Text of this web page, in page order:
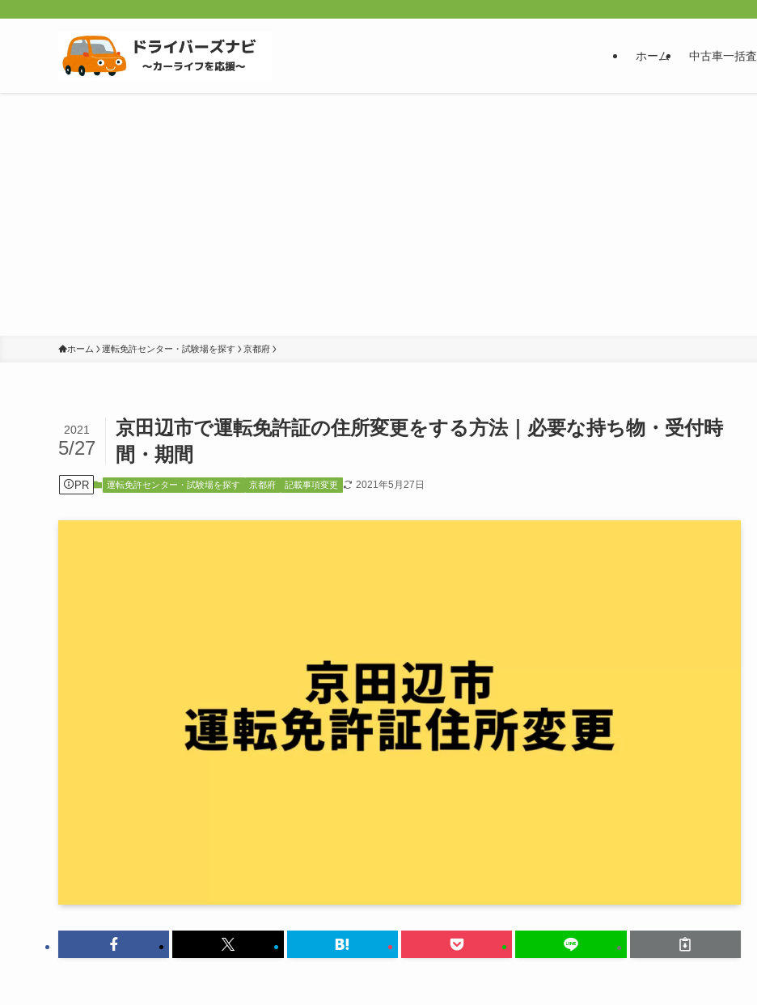
ホーム 中古車一括
ホーム 運転免許センター・試験場を探す 京都府
京田辺市で運転免許証の住所変更をする方法｜必要な持ち物・受付時
間・期間
2021
5/27
PR 運転免許センター・試験場を探す 京都府 記載事項変更 2021年5月27日